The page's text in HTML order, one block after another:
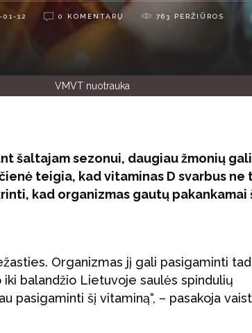
01-12 0 KOMENTARŲ 763 PERŽIŪROS
VMVT nuotrauka
šaltajam sezonui, daugiau žmonių gali
teigia, kad vitaminas D svarbus ne
kad organizmas gautų pakankamai
Organizmas jį gali pasigaminti
balandžio Lietuvoje saulės spindulių
pasigaminti šį vitaminą“, – pasakoja